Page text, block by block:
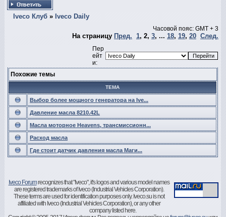
Iveco Клуб » Iveco Daily
Часовой пояс: GMT + 3
На страницу Пред. 1, 2, 3, ... 18, 19, 20 След.
Пер
ейт
и:
Похожие темы
ТЕМА
Выбор более мощного генератора на Ive...
Давление масла 8210.42L
Масла моторное Heavens, трансмиссионн...
Расход масла
Где стоит датчик давления масла Маги...
Iveco Forumrecognizes that "Iveco", it's logos and various model names
are registered trademarks of Iveco (Industrial Vehicles Corporation).
These terms are used for identification purposes only. Iveco.su is not
affiliated with Iveco (Industrial Vehicles Corporation), or any other
company listed here.